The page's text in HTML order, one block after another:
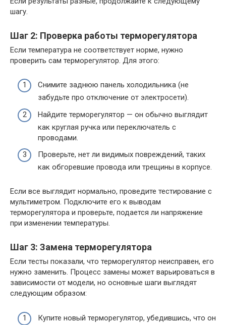
шагу.
Шаг 2: Проверка работы терморегулятора
Если температура не соответствует норме, нужно
проверить сам терморегулятор. Для этого:
Снимите заднюю панель холодильника (не
забудьте про отключение от электросети).
Найдите терморегулятор — он обычно выглядит
как круглая ручка или переключатель с
проводами.
Проверьте, нет ли видимых повреждений, таких
как обгоревшие провода или трещины в корпусе.
Если все выглядит нормально, проведите тестирование с
мультиметром. Подключите его к выводам
терморегулятора и проверьте, подается ли напряжение
при изменении температуры.
Шаг 3: Замена терморегулятора
Если тесты показали, что терморегулятор неисправен, его
нужно заменить. Процесс замены может варьироваться в
зависимости от модели, но основные шаги выглядят
следующим образом:
Купите новый терморегулятор, убедившись, что он